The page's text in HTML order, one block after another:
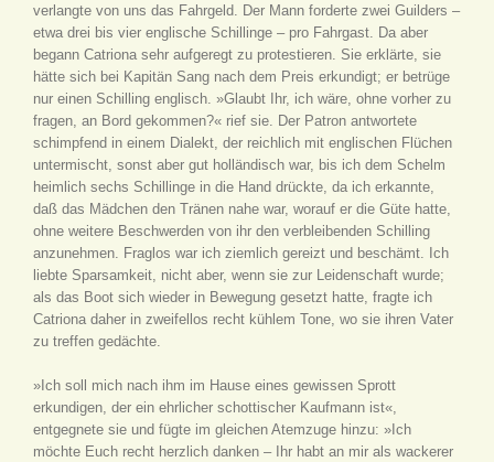
verlangte von uns das Fahrgeld. Der Mann forderte zwei Guilders –
etwa drei bis vier englische Schillinge – pro Fahrgast. Da aber
begann Catriona sehr aufgeregt zu protestieren. Sie erklärte, sie
hätte sich bei Kapitän Sang nach dem Preis erkundigt; er betrüge
nur einen Schilling englisch. »Glaubt Ihr, ich wäre, ohne vorher zu
fragen, an Bord gekommen?« rief sie. Der Patron antwortete
schimpfend in einem Dialekt, der reichlich mit englischen Flüchen
untermischt, sonst aber gut holländisch war, bis ich dem Schelm
heimlich sechs Schillinge in die Hand drückte, da ich erkannte,
daß das Mädchen den Tränen nahe war, worauf er die Güte hatte,
ohne weitere Beschwerden von ihr den verbleibenden Schilling
anzunehmen. Fraglos war ich ziemlich gereizt und beschämt. Ich
liebte Sparsamkeit, nicht aber, wenn sie zur Leidenschaft wurde;
als das Boot sich wieder in Bewegung gesetzt hatte, fragte ich
Catriona daher in zweifellos recht kühlem Tone, wo sie ihren Vater
zu treffen gedächte.
»Ich soll mich nach ihm im Hause eines gewissen Sprott
erkundigen, der ein ehrlicher schottischer Kaufmann ist«,
entgegnete sie und fügte im gleichen Atemzuge hinzu: »Ich
möchte Euch recht herzlich danken – Ihr habt an mir als wackerer